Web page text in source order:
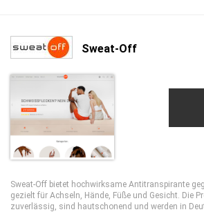
Sweat-Off
Sweat-Off bietet hochwirksame Antitranspirante
gezielt für Achseln, Hände, Füße und Gesicht. Die
zuverlässig, sind hautschonend und werden in